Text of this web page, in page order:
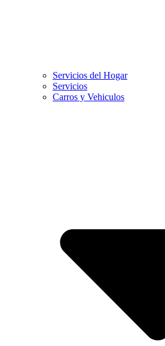
Servicios del Hogar
Servicios
Carros y Vehiculos